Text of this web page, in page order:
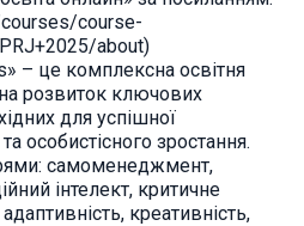
course-
about)
– це комплексна освітня
розвиток ключових
для успішної
особистісного зростання.
самоменеджмент,
інтелект, критичне
креативність,